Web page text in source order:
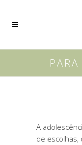
A
de escolhas,